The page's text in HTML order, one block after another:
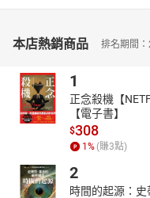
本店熱銷商品 排名期間
1
正念殺機【
【電子書】
$308
1% (賺3點)
2
時間的起源：史